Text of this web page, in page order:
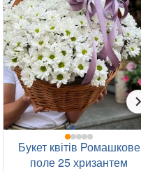
Букет квітів Ромашкове
поле 25 хризантем